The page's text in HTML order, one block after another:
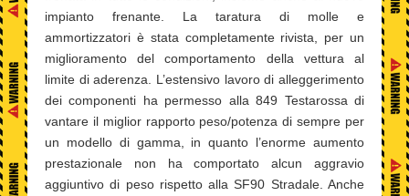
impianto frenante. La taratura di molle e
ammortizzatori è stata completamente rivista, per un
miglioramento del comportamento della vettura al
limite di aderenza. L’estensivo lavoro di alleggerimento
dei componenti ha permesso alla 849 Testarossa di
vantare il miglior rapporto peso/potenza di sempre per
un modello di gamma, in quanto l’enorme aumento
prestazionale non ha comportato alcun aggravio
aggiuntivo di peso rispetto alla SF90 Stradale. Anche